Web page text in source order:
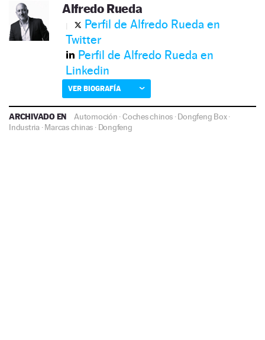
Alfredo Rueda
Perfil de Alfredo Rueda en
Twitter
Perfil de Alfredo Rueda en
Linkedin
VER BIOGRAFÍA
ARCHIVADO EN Automoción ·Coches chinos ·Dongfeng Box·
Industria·Marcas chinas · Dongfeng